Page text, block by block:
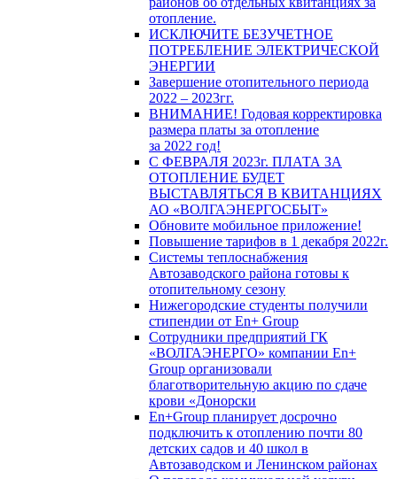
отопление.
ИСКЛЮЧИТЕ БЕЗУЧЕТНОЕ
ПОТРЕБЛЕНИЕ ЭЛЕКТРИЧЕСКОЙ
ЭНЕРГИИ
Завершение отопительного периода
2022 – 2023гг.
ВНИМАНИЕ! Годовая корректировка
размера платы за отопление
за 2022 год!
С ФЕВРАЛЯ 2023г. ПЛАТА ЗА
ОТОПЛЕНИЕ БУДЕТ
ВЫСТАВЛЯТЬСЯ В КВИТАНЦИЯХ
АО «ВОЛГАЭНЕРГОСБЫТ»
Обновите мобильное приложение!
Повышение тарифов в 1 декабря 2022г.
Системы теплоснабжения
Автозаводского района готовы к
отопительному сезону
Нижегородские студенты получили
стипендии от En+ Group
Сотрудники предприятий ГК
«ВОЛГАЭНЕРГО» компании En+
Group организовали
благотворительную акцию по сдаче
крови «Донорски
En+Group планирует досрочно
подключить к отоплению почти 80
детских садов и 40 школ в
Автозаводском и Ленинском районах